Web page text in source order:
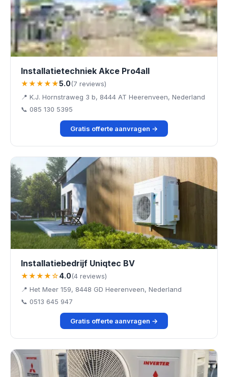
Installatietechniek Akce Pro4all
★★★★★5.0(7 reviews)
📍 K.J. Hornstraweg 3 b, 8444 AT Heerenveen, Nederland
📞 085 130 5395
Gratis offerte aanvragen →
Installatiebedrijf Uniqtec BV
★★★★☆4.0(4 reviews)
📍 Het Meer 159, 8448 GD Heerenveen, Nederland
📞 0513 645 947
Gratis offerte aanvragen →